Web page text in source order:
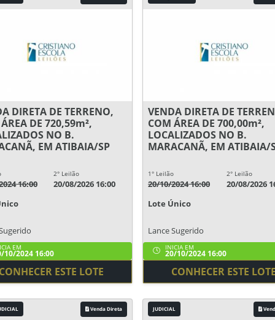
DIRETA DE TERRENO,
DE 720,59m²,
NO B.
EM ATIBAIA/SP
16:00
2° Leilão
20/08/2026 16:00
EM
10/2024 16:00
ESTE LOTE
VENDA DIRETA DE
COM ÁREA DE 700,00m²,
LOCALIZADOS NO B.
MARACANÃ, EM ATIBAIA/
1° Leilão
20/10/2024 16:00
2° Leilão
20/08/2026
Lote Único
Lance Sugerido
INICIA EM
20/10/2024 16:00
CONHECER ESTE
Venda Direta JUDICIAL